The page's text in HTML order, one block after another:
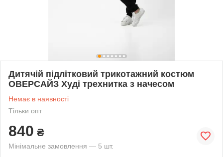
Дитячій підлітковий трикотажний костюм
ОВЕРСАЙЗ Худі трехнитка з начесом
Немає в наявності
Тільки опт
840 ₴
Мінімальне замовлення — 5 шт.